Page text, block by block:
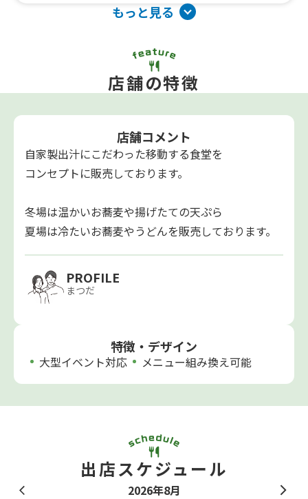
もっと見る
店舗の特徴
店舗コメント
自家製出汁にこだわった移動する食堂を
コンセプトに販売しております。
冬場は温かいお蕎麦や揚げたての天ぷら
夏場は冷たいお蕎麦やうどんを販売しております。
PROFILE
まつだ
特徴・デザイン
大型イベント対応 メニュー組み換え可能
出店スケジュール
2026年8月